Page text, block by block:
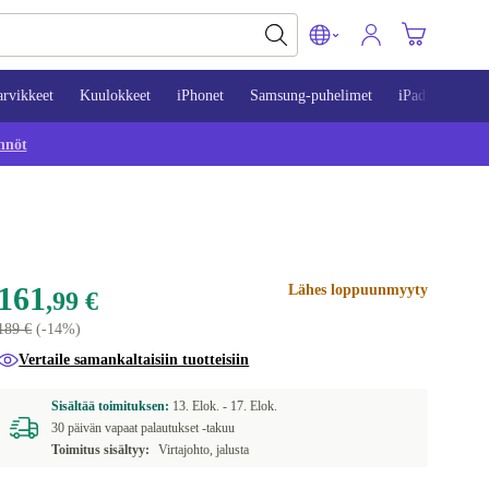
Kuulokkeet iPhonet Samsung-puhelimet iPadit
161,99 €
€(-14%)
Lähes loppuunmyyty
Vertaile samankaltaisiin tuotteisiin
Sisältää toimituksen: 13. Elok. - 17. Elok.
30 päivän vapaat palautukset -takuu
Toimitus sisältyy:
Virtajohto, jalusta